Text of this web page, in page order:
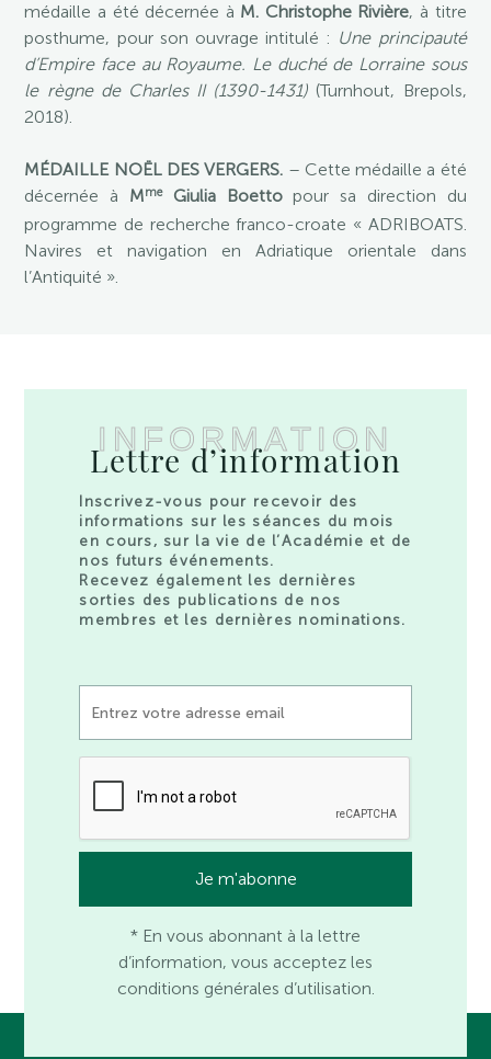
médaille a été décernée à M. Christophe Rivière, à titre
posthume, pour son ouvrage intitulé : Une principauté
d’Empire face au Royaume. Le duché de Lorraine sous
le règne de Charles II (1390-1431) (Turnhout, Brepols,
2018).
MÉDAILLE NOËL DES VERGERS. – Cette médaille a été
décernée à MmeGiulia Boettopour sa direction du
programme de recherche franco-croate « ADRIBOATS.
Navires et navigation en Adriatique orientale dans
l’Antiquité ».
INFORMATION
Lettre d’information
Inscrivez-vous pour recevoir des
informations sur les séances du mois
en cours, sur la vie de l’Académie et de
nos futurs événements.
Recevez également les dernières
sorties des publications de nos
membres et les dernières nominations.
* En vous abonnant à la lettre
d’information, vous acceptez les
conditions générales d’utilisation.